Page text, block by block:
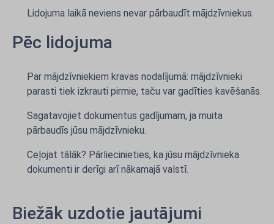
Lidojuma laikā neviens nevar pārbaudīt mājdzīvniekus.
Pēc lidojuma
Par mājdzīvniekiem kravas nodalījumā: mājdzīvnieki
parasti tiek izkrauti pirmie, taču var gadīties kavēšanās.
Sagatavojiet dokumentus gadījumam, ja muita
pārbaudīs jūsu mājdzīvnieku.
Ceļojat tālāk? Pārliecinieties, ka jūsu mājdzīvnieka
dokumenti ir derīgi arī nākamajā valstī.
Biežāk uzdotie jautājumi